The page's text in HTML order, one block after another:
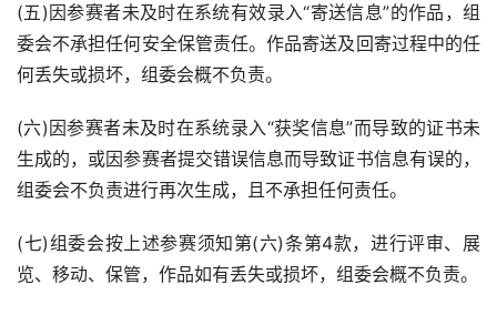
(五)因参赛者未及时在系统有效录入“寄送信息”的作品，组
委会不承担任何安全保管责任。作品寄送及回寄过程中的任
何丢失或损坏，组委会概不负责。
(六)因参赛者未及时在系统录入“获奖信息”而导致的证书未
生成的，或因参赛者提交错误信息而导致证书信息有误的，
组委会不负责进行再次生成，且不承担任何责任。
(七)组委会按上述参赛须知第(六)条第4款，进行评审、展
览、移动、保管，作品如有丢失或损坏，组委会概不负责。